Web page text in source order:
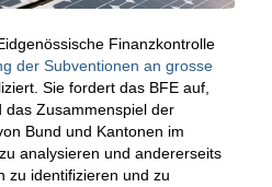
Finanzkontrolle
der Subventionen an grosse
Sie fordert das BFE auf,
das Zusammenspiel der
Bund und Kantonen im
analysieren und andererseits
zu identifizieren und zu